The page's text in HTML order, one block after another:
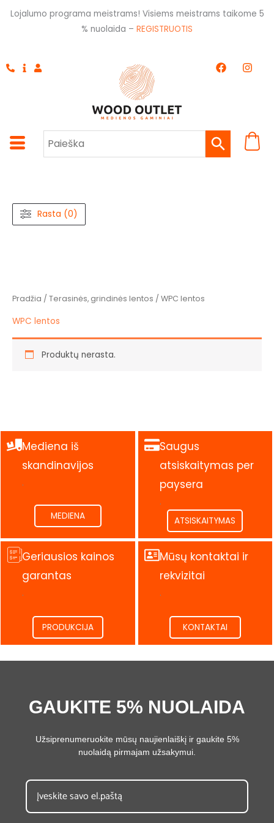
Pereiti
Lojalumo programa meistrams! Visiems meistrams taikome 5
% nuolaida – REGISTRUOTIS
F
a
k
I
n
a
m
Rasta (0)
Pradžia / Terasinės, grindinės lentos / WPC lentos
WPC lentos
Produktų nerasta.
Mediena iš
skandinavijos
.
MEDIENA
Saugus
atsiskaitymas per
paysera
.
ATSISKAITYMAS
Geriausios kainos
garantas
.
PRODUKCIJA
Mūsų kontaktai ir
rekvizitai
.
KONTAKTAI
GAUKITE 5% NUOLAIDA
Užsiprenumeruokite mūsų naujienlaiškį ir gaukite 5%
nuolaidą pirmajam užsakymui.